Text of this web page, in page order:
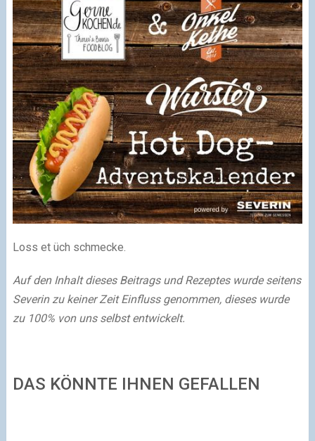
Loss et üch schmecke.
Auf den Inhalt dieses Beitrags und Rezeptes wurde seitens
Severin zu keiner Zeit Einfluss genommen, dieses wurde
zu 100% von uns selbst entwickelt.
DAS KÖNNTE IHNEN GEFALLEN